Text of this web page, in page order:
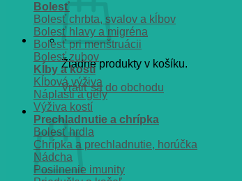
Žiadne produkty v košíku.
Vrátiť sa do obchodu
Košík
Bolesť
Bolesť chrbta, svalov a kĺbov
Bolesť hlavy a migréna
Bolesť pri menštruácii
Bolesť zubov
Kĺby a kosti
Kĺbová výživa
Náplasti a gély
Výživa kostí
Prechladnutie a chrípka
Bolesť hrdla
Chrípka a prechladnutie, horúčka
Nádcha
Posilnenie imunity